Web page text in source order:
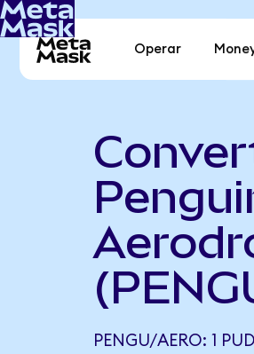
Operar
PENGU/AERO: 1